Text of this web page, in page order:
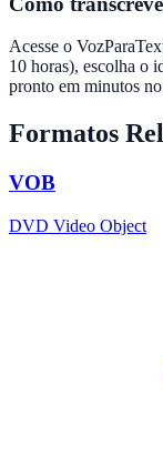
Acesse o
10 horas), escolha o
pronto em minutos
Formatos
VOB
DVD Video Object